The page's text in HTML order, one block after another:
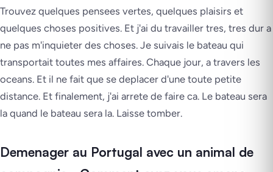
Trouvez quelques pensees vertes, quelques plaisirs et
quelques choses positives. Et j'ai du travailler tres, tres dur a
ne pas m'inquieter des choses. Je suivais le bateau qui
transportait toutes mes affaires. Chaque jour, a travers les
oceans. Et il ne fait que se deplacer d'une toute petite
distance. Et finalement, j'ai arrete de faire ca. Le bateau sera
la quand le bateau sera la. Laisse tomber.
Demenager au Portugal avec un animal de